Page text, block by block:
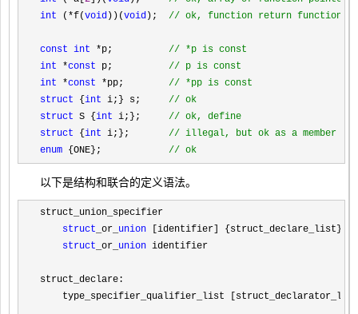
int (*f(void ))(void ); // ok, function return function
const int *p; // *p is const
int *const p; // p is const
int *const *pp; // *pp is const
struct { int i;} s; // ok
struct S { int i;}; // ok, define
struct { int i;}; // illegal, but ok as a member
enum {ONE}; // ok
以下是结构和联合的定义语法。
struct_union_specifier
struct _or_ union
[identifier] {struct_declare_list}
struct _or_ union identifier
struct_declare:
type_specifier_qualifier_list